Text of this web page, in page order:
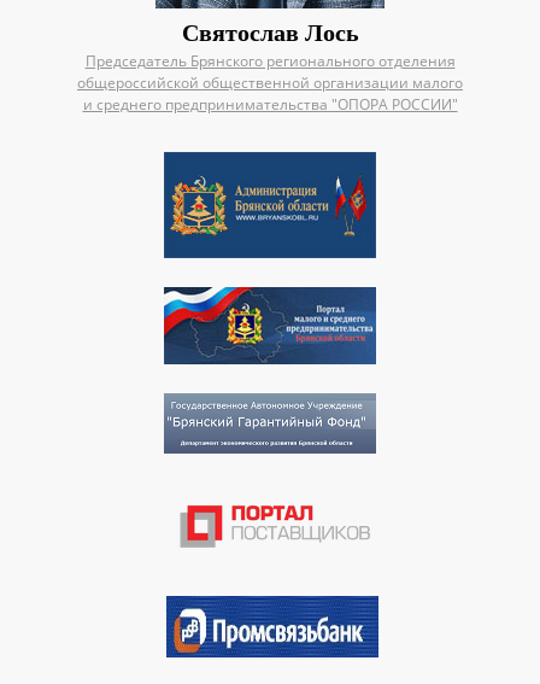
Святослав Лось
Председатель Брянского регионального отделения
общероссийской общественной организации малого
и среднего предпринимательства "ОПОРА РОССИИ"